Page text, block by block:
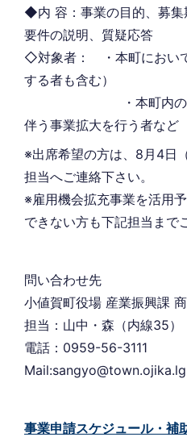
◆内 容：事業の目的、募集
要件の説明、質疑応答
◇対象者： ・本町におい
する者も含む）
・本町内の事業所
伴う事業拡大を行う者など
※出席希望の方は、8月4日
担当へご連絡下さい。
※雇用機会拡充事業を活用
できない方も下記担当まで
問い合わせ先
小値賀町役場 産業振興課
担当：山中・森（内線35）
電話：0959-56-3111
事業申請スケジュール・補